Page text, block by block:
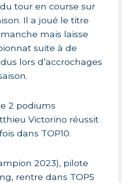
tour en course sur
Il a joué le titre
mais laisse
suite à de
lors d’accrochages
2 podiums
Victorino réussit
dans TOP10.
2023), pilote
rentre dans TOP5